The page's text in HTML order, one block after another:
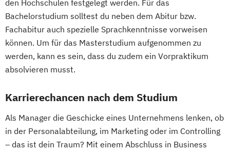
den Hochschulen festgelegt werden. Für das
Bachelorstudium solltest du neben dem Abitur bzw.
Fachabitur auch spezielle Sprachkenntnisse vorweisen
können. Um für das Masterstudium aufgenommen zu
werden, kann es sein, dass du zudem ein Vorpraktikum
absolvieren musst.
Karrierechancen nach dem Studium
Als Manager die Geschicke eines Unternehmens lenken, ob
in der Personalabteilung, im Marketing oder im Controlling
– das ist dein Traum? Mit einem Abschluss in Business